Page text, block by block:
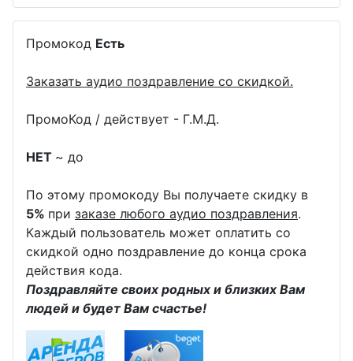
Промокод Есть
Заказать аудио поздравление со скидкой.
ПромоКод / действует - Г.М.Д.
НЕТ ~ до
По этому промокоду Вы получаете скидку в
5% при заказе любого аудио поздравления.
Каждый пользователь может оплатить со
скидкой одно поздравление до конца срока
действия кода.
Поздравляйте своих родных и близких Вам
людей и будет Вам счастье!